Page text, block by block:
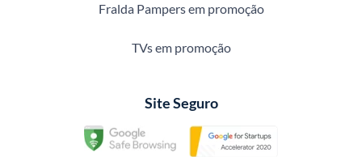
Fralda Pampers em promoção
TVs em promoção
Site Seguro